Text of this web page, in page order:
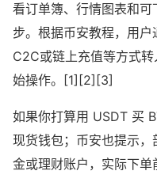
看订单簿、行情图表和
步。根据币安教程，用户
C2C或链上充值等方式
始操作。[1][2][3]
如果你打算用 USDT 买
现货钱包；币安也提示
金或理财账户，实际下